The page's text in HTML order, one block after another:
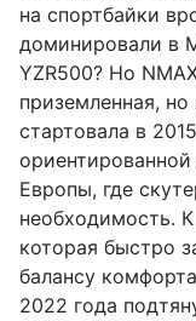
на спортбайки
доминировали в
YZR500? Но
приземленная,
стартовала в
Европы, где
необходимость.
которая быстро
балансу
2022 года